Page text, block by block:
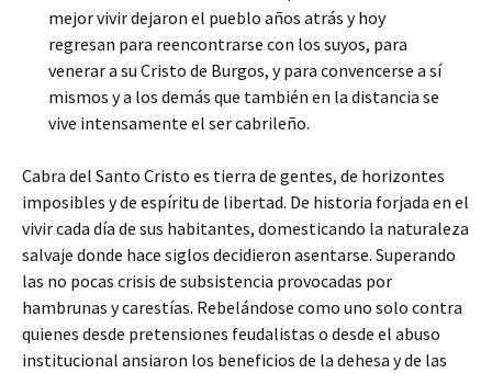
mejor vivir dejaron el pueblo años atrás y hoy
regresan para reencontrarse con los suyos, para
venerar a su Cristo de Burgos, y para convencerse a sí
mismos y a los demás que también en la distancia se
vive intensamente el ser cabrileño.
Cabra del Santo Cristo es tierra de gentes, de horizontes
imposibles y de espíritu de libertad. De historia forjada en el
vivir cada día de sus habitantes, domesticando la naturaleza
salvaje donde hace siglos decidieron asentarse. Superando
las no pocas crisis de subsistencia provocadas por
hambrunas y carestías. Rebelándose como uno solo contra
quienes desde pretensiones feudalistas o desde el abuso
institucional ansiaron los beneficios de la dehesa y de las